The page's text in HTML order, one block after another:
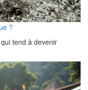
?
tend à devenir